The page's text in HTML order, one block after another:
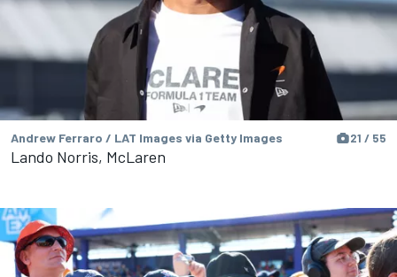
Andrew Ferraro / LAT Images via Getty Images 21 / 55
Lando Norris, McLaren